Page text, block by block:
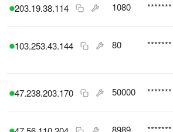
203.19.38.114 1080 *******
103.253.43.144 80 *******
47.238.203.170 50000 *******
8989 *******